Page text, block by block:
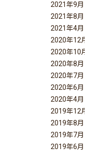
2021年9月
2021年8月
2021年4月
2020年12
2020年10
2020年8月
2020年7月
2020年6月
2020年4月
2019年12
2019年8月
2019年7月
2019年6月